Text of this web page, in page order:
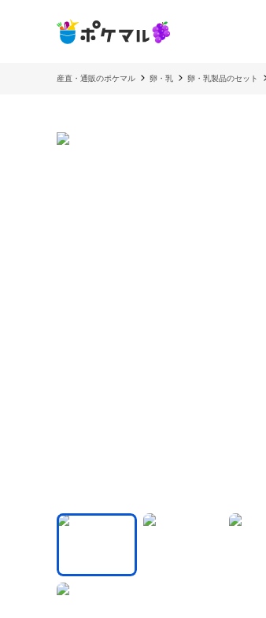
産直・通販のポケマル 卵・乳 卵・乳製品のセット